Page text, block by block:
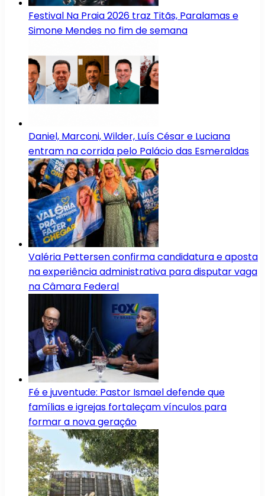
Festival Na Praia 2026 traz Titãs, Paralamas e
Simone Mendes no fim de semana
Daniel, Marconi, Wilder, Luís César e Luciana
entram na corrida pelo Palácio das Esmeraldas
Valéria Pettersen confirma candidatura e aposta
na experiência administrativa para disputar vaga
na Câmara Federal
Fé e juventude: Pastor Ismael defende que
famílias e igrejas fortaleçam vínculos para
formar a nova geração